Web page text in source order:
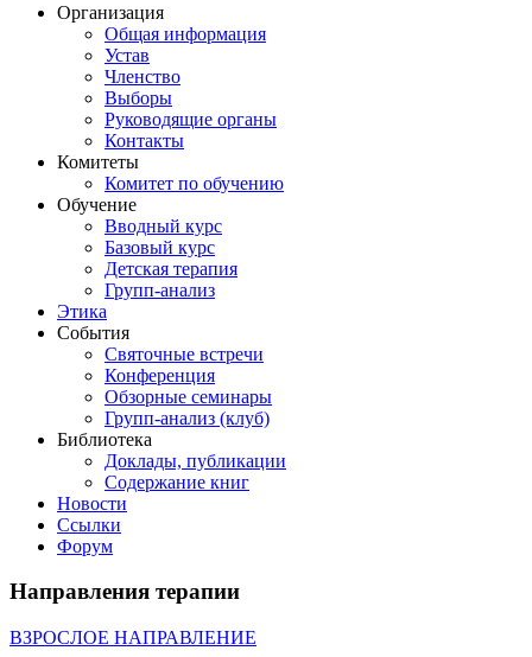
Организация
Общая информация
Устав
Членство
Выборы
Руководящие органы
Контакты
Комитеты
Комитет по обучению
Обучение
Вводный курс
Базовый курс
Детская терапия
Групп-анализ
Этика
События
Святочные встречи
Конференция
Обзорные семинары
Групп-анализ (клуб)
Библиотека
Доклады, публикации
Содержание книг
Новости
Cсылки
Форум
Направления терапии
ВЗРОСЛОЕ НАПРАВЛЕНИЕ